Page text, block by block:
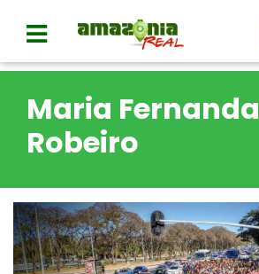
Maria Fernanda
Robeiro